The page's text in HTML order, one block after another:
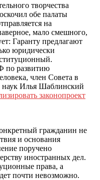
творчества
обе палаты
на
мало смешного,
Гаранту предлагают
юридически
по развитию
член Совета в
наук Илья Шаблинский
законопроект
гражданин не
и основания
поручено
иностранных дел.
права, а
почти невозможно.